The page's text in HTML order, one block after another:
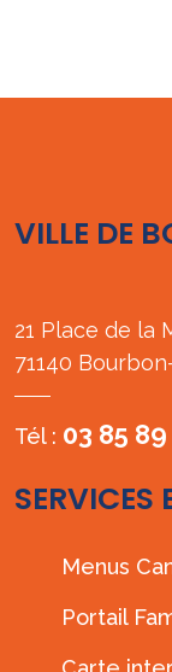
VILLE DE
21 Place de la
71140
Tél : 03 85
SERVICES
Menus
Portail